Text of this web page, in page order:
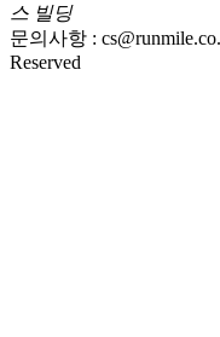
스 빌딩
문의사항 :
Reserved